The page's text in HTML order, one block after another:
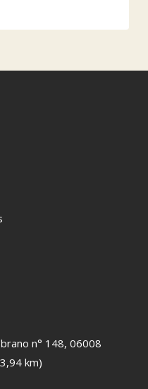
n° 148, 06008
km)